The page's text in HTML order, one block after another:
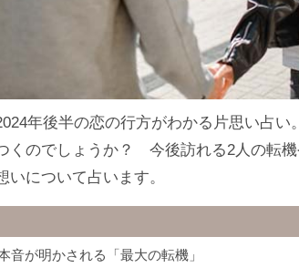
年後半の恋の行方がわかる片思い占い
くのでしょうか？ 今後訪れる2人の転
いについて占います。
音が明かされる「最大の転機」